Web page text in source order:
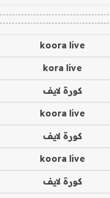
koora live
kora live
كورة لايف
koora live
كورة لايف
koora live
كورة لايف